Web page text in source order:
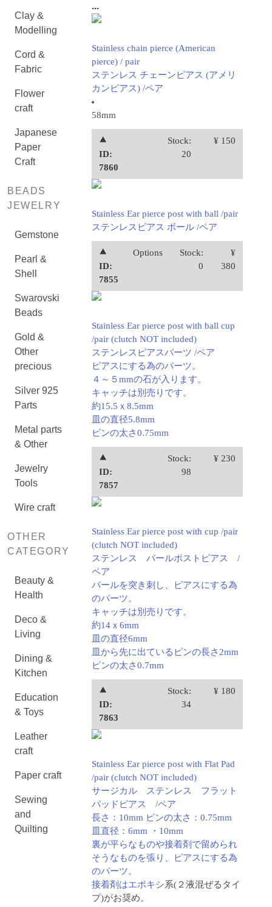
Clay &
Modelling
Cord &
Fabric
Flower
craft
Japanese
Paper
Craft
BEADS
JEWELRY
Gemstone
Pearl &
Shell
Swarovski
Beads
Gold &
Other
precious
Silver 925
Parts
Metal parts
& Other
Jewelry
Tools
Wire craft
OTHER
CATEGORY
Beauty &
Health
Deco &
Living
Dining &
Kitchen
Education
& Toys
Leather
craft
Paper craft
Sewing
and
Quilting
...
Stainless chain pierce (American
pierce) / pair
ステンレス チェーンピアス (アメリ
カンピアス) /ペア
58mm
⯅
ID:
7860
Stock:
20
¥ 150
Stainless Ear pierce post with ball /pair
ステンレスピアス ボール /ペア
⯅
ID:
7855
Options
Stock:
0
¥
380
Stainless Ear pierce post with ball cup
/pair (clutch NOT included)
ステンレスピアスパーツ /ペア
ピアスにする為のパーツ。
４～５mmの石が入ります。
キャッチは別売りです。
約15.5ｘ8.5mm
皿の直径5.8mm
ピンの太さ0.75mm
⯅
ID:
7857
Stock:
98
¥ 230
Stainless Ear pierce post with cup /pair
(clutch NOT included)
ステンレス パールポストピアス /
ペア
パールを突き刺し、ピアスにする為
のパーツ。
キャッチは別売りです。
約14ｘ6mm
皿の直径6mm
皿から先に出ているピンの長さ2mm
ピンの太さ0.7mm
⯅
ID:
7863
Stock:
34
¥ 180
Stainless Ear pierce post with Flat Pad
/pair (clutch NOT included)
サージカル ステンレス フラット
パッドピアス /ペア
長さ：10mm ピンの太さ：0.75mm
皿直径：6mm ・10mm
裏が平らなものや接着剤で留められ
そうなものを張り、ピアスにする為
のパーツ。
接着剤はエポキシ系(２液混ぜるタイ
プ)がお奨め。